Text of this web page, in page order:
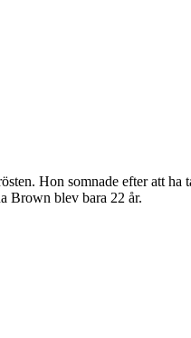
Hon somnade efter att ha
Brown blev bara 22 år.